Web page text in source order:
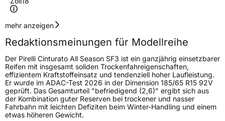
Geschwindigkeitsindex
Höchstgeschwindigkeit
300 km/h
Lastindex95
Höchstlast690 kg
Gewicht (in kg) 8,957 kg
mehr anzeigen
Redaktionsmeinungen für Modellreihe
Der Pirelli Cinturato All Season SF3 ist ein ganzjährig einsetzbarer
Reifen mit insgesamt soliden Trockenfahreigenschaften,
effizientem Kraftstoffeinsatz und tendenziell hoher Laufleistung.
Er wurde im ADAC-Test 2026 in der Dimension 185/65 R15 92V
geprüft. Das Gesamturteil "befriedigend (2,6)" ergibt sich aus
der Kombination guter Reserven bei trockener und nasser
Fahrbahn mit leichten Defiziten beim Winter-Handling und einem
etwas höheren Gewicht.